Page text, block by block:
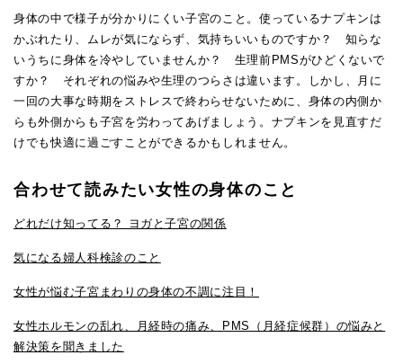
身体の中で様子が分かりにくい子宮のこと。使っているナプキンは
かぶれたり、ムレが気にならず、気持ちいいものですか？ 知らな
いうちに身体を冷やしていませんか？ 生理前PMSがひどくないで
すか？ それぞれの悩みや生理のつらさは違います。しかし、月に
一回の大事な時期をストレスで終わらせないために、身体の内側か
らも外側からも子宮を労わってあげましょう。ナプキンを見直すだ
けでも快適に過ごすことができるかもしれません。
合わせて読みたい女性の身体のこと
どれだけ知ってる？ ヨガと子宮の関係
気になる婦人科検診のこと
女性が悩む子宮まわりの身体の不調に注目！
女性ホルモンの乱れ、月経時の痛み、PMS（月経症候群）の悩みと
解決策を聞きました